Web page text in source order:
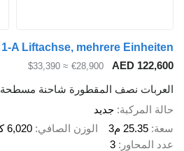
AED 122,600
€28,900
≈ $33,390
العربات نصف المقطورة شاحنة مسطحة
حالة المركبة جديد
سعة 25.35 م3 الوزن الصافي 6,020 كجم
عدد المحاور
3